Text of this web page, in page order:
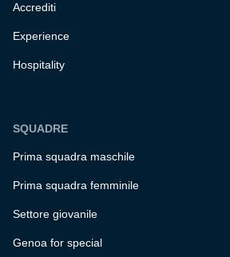
Accrediti
Experience
Hospitality
SQUADRE
Prima squadra maschile
Prima squadra femminile
Settore giovanile
Genoa for special